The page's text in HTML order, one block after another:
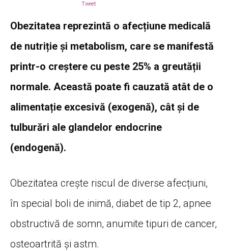
Tweet
Obezitatea reprezintă o afecțiune medicală
de nutriție și metabolism, care se manifestă
printr-o creștere cu peste 25% a greutății
normale. Această poate fi cauzată atât de o
alimentație excesivă (exogenă), cât și de
tulburări ale glandelor endocrine
(endogenă).
Obezitatea crește riscul de diverse afecțiuni,
în special boli de inimă, diabet de tip 2, apnee
obstructivă de somn, anumite tipuri de cancer,
osteoartrită și astm.